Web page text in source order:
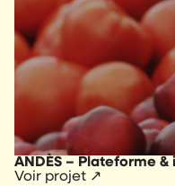
ANDÈS – Plateforme
Voir projet ↗